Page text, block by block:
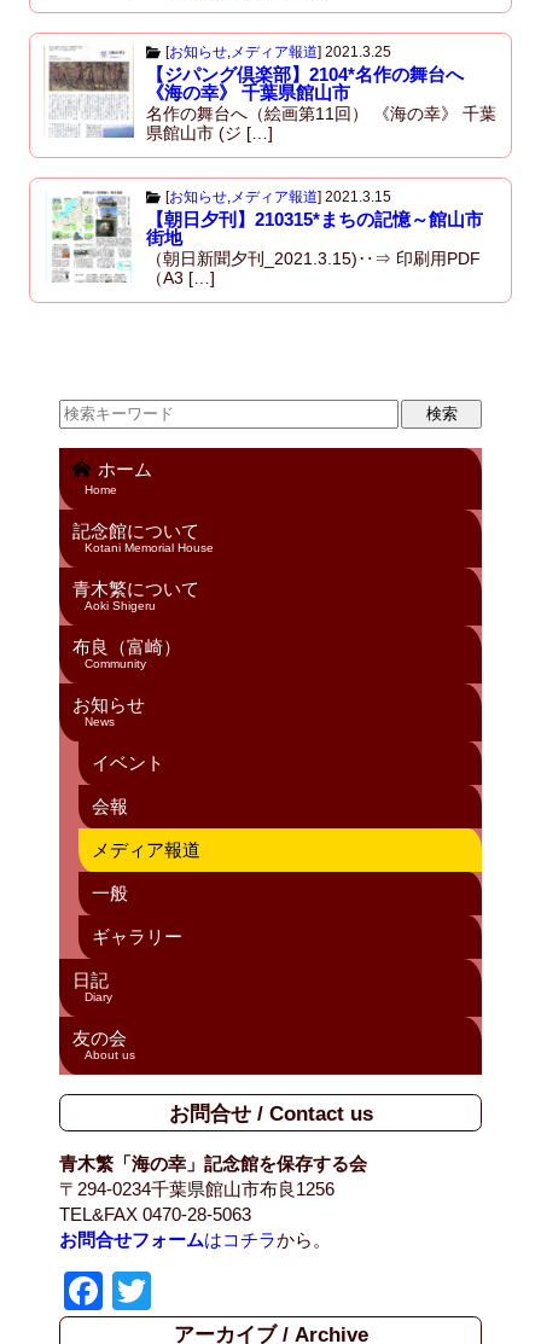
[お知らせ,メディア報道] 2021.3.25
【ジパング倶楽部】2104*名作の舞台へ
《海の幸》 千葉県館山市
名作の舞台へ（絵画第11回） 《海の幸》 千葉
県館山市 (ジ […]
[お知らせ,メディア報道] 2021.3.15
【朝日夕刊】210315*まちの記憶～館山市
街地
（朝日新聞夕刊_2021.3.15)‥⇒ 印刷用PDF
（A3 […]
ホーム
Home
記念館について
Kotani Memorial House
青木繁について
Aoki Shigeru
布良（富崎）
Community
お知らせ
News
イベント
会報
メディア報道
一般
ギャラリー
日記
Diary
友の会
About us
お問合せ / Contact us
青木繁「海の幸」記念館を保存する会
〒294-0234千葉県館山市布良1256
TEL&FAX 0470-28-5063
お問合せフォームはコチラから。
F
a
wiアーカイブ / Archive